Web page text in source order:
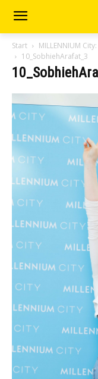
Start
MILLENNIUM
10_SobhiehArafat_3